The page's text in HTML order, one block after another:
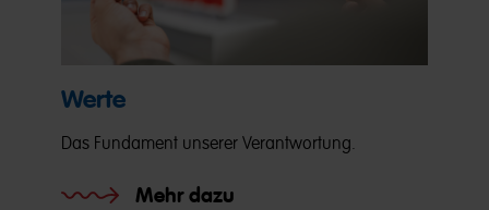
Werte
Das Fundament unserer Verantwortung.
Mehr dazu